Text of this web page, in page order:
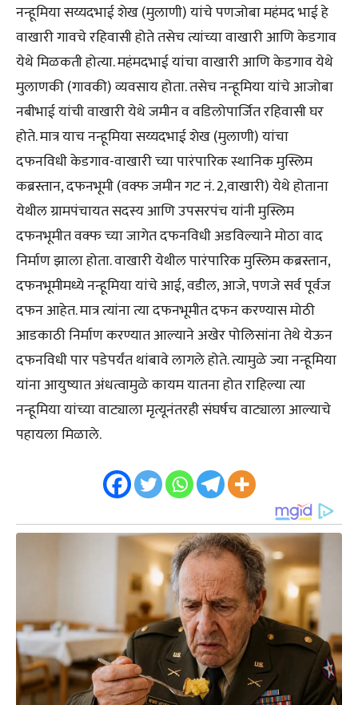
नन्हूमिया सय्यदभाई शेख (मुलाणी) यांचे पणजोबा महंमद भाई हे
वाखारी गावचे रहिवासी होते तसेच त्यांच्या वाखारी आणि केडगाव
येथे मिळकती होत्या. महंमदभाई यांचा वाखारी आणि केडगाव येथे
मुलाणकी (गावकी) व्यवसाय होता. तसेच नन्हूमिया यांचे आजोबा
नबीभाई यांची वाखारी येथे जमीन व वडिलोपार्जित रहिवासी घर
होते. मात्र याच नन्हूमिया सय्यदभाई शेख (मुलाणी) यांचा
दफनविधी केडगाव-वाखारी च्या पारंपारिक स्थानिक मुस्लिम
कब्रस्तान, दफनभूमी (वक्फ जमीन गट नं. 2,वाखारी) येथे होताना
येथील ग्रामपंचायत सदस्य आणि उपसरपंच यांनी मुस्लिम
दफनभूमीत वक्फ च्या जागेत दफनविधी अडविल्याने मोठा वाद
निर्माण झाला होता. वाखारी येथील पारंपारिक मुस्लिम कब्रस्तान,
दफनभूमीमध्ये नन्हूमिया यांचे आई, वडील, आजे, पणजे सर्व पूर्वज
दफन आहेत. मात्र त्यांना त्या दफनभूमीत दफन करण्यास मोठी
आडकाठी निर्माण करण्यात आल्याने अखेर पोलिसांना तेथे येऊन
दफनविधी पार पडेपर्यंत थांबावे लागले होते. त्यामुळे ज्या नन्हूमिया
यांना आयुष्यात अंधत्वामुळे कायम यातना होत राहिल्या त्या
नन्हूमिया यांच्या वाट्याला मृत्यूनंतरही संघर्षच वाट्याला आल्याचे
पहायला मिळाले.